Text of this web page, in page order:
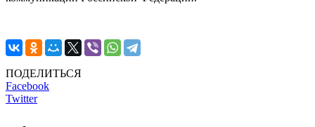
ПОДЕЛИТЬСЯ
Facebook
Twitter